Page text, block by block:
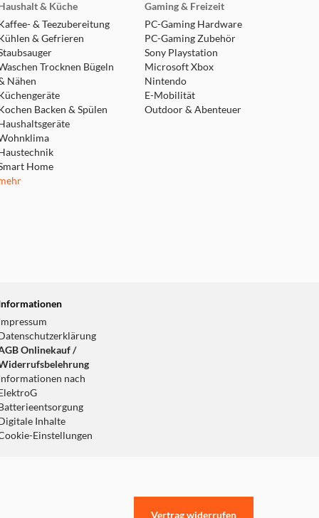
& Küche
& Teezubereitung
& Gefrieren
Trocknen Bügeln
Nähen
Backen & Spülen
Home
Gaming & Freizeit
PC-Gaming Hardware
PC-Gaming Zubehör
Sony Playstation
Microsoft Xbox
Nintendo
E-Mobilität
Outdoor & Abenteuer
Onlinekauf /
nach
Inhalte
Einstellungen
Vertrag widerrufen